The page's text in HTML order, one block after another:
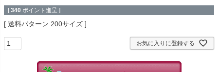
[ 340 ポイント進呈 ]
送料パターン 200サイズ
お気に入りに登録する